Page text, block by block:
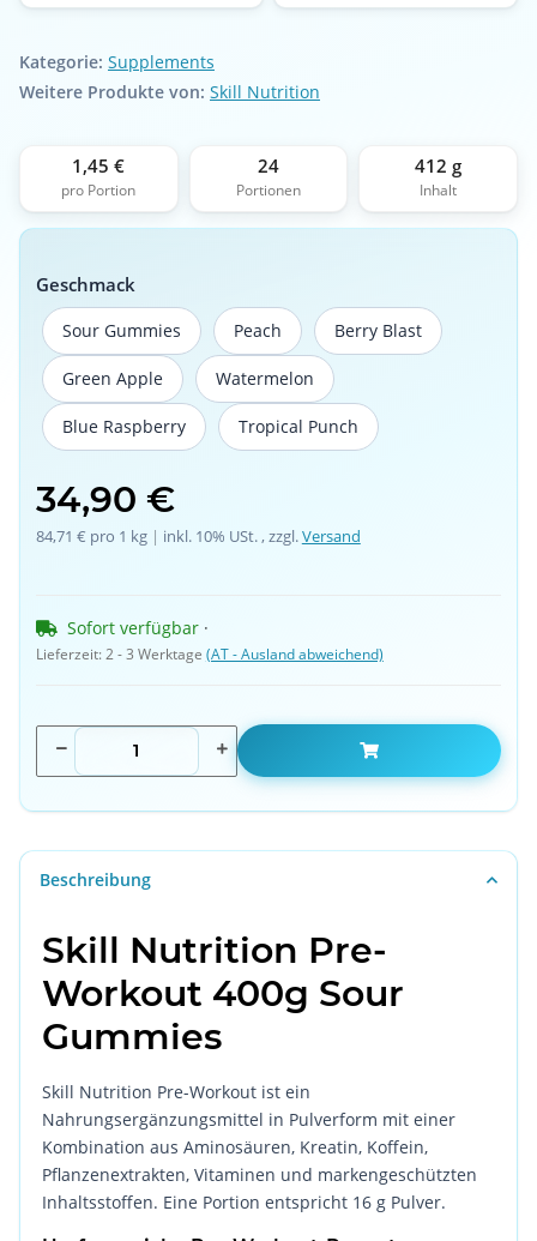
Kategorie: Supplements
Weitere Produkte von: Skill Nutrition
1,45 €
pro Portion
24
Portionen
412 g
Inhalt
Geschmack
Sour GummiesSour GummiesPeachPeach Berry Blast
Berry Blast
Green Apple
Green Apple Watermelon
Watermelon
Blue Raspberry
Blue RaspberryTropical Punch
Tropical Punch
34,90 €
84,71 € pro 1 kg | inkl. 10% USt. , zzgl.Versand
Sofort verfügbar ·
Lieferzeit:2 - 3 Werktage (AT - Ausland abweichend)
Beschreibung
Skill Nutrition Pre-
Workout 400g Sour
Gummies
Skill Nutrition Pre-Workout ist ein
Nahrungsergänzungsmittel in Pulverform mit einer
Kombination aus Aminosäuren, Kreatin, Koffein,
Pflanzenextrakten, Vitaminen und markengeschützten
Inhaltsstoffen. Eine Portion entspricht 16 g Pulver.